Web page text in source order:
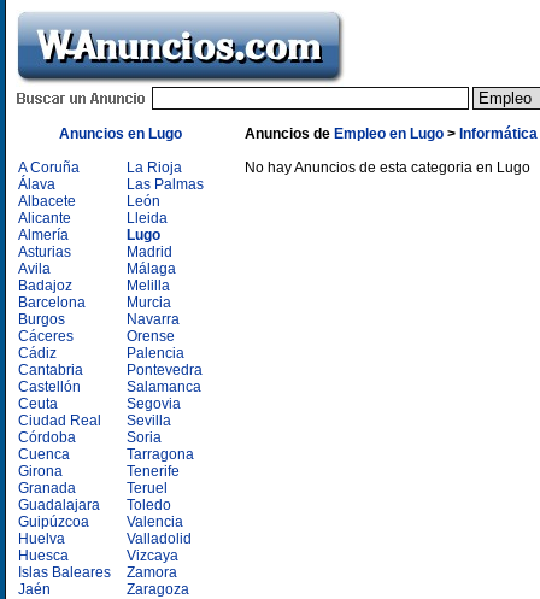
Anuncios en Lugo
A Coruña
Álava
Albacete
Alicante
Almería
Asturias
Avila
Badajoz
Barcelona
Burgos
Cáceres
Cádiz
Cantabria
Castellón
Ceuta
Ciudad Real
Córdoba
Cuenca
Girona
Granada
Guadalajara
Guipúzcoa
Huelva
Huesca
Islas Baleares
Jaén
La Rioja
Las Palmas
León
Lleida
Lugo
Madrid
Málaga
Melilla
Murcia
Navarra
Orense
Palencia
Pontevedra
Salamanca
Segovia
Sevilla
Soria
Tarragona
Tenerife
Teruel
Toledo
Valencia
Valladolid
Vizcaya
Zamora
Zaragoza
Anuncios de Empleo en Lugo >
No hay Anuncios de esta categoria en Lugo